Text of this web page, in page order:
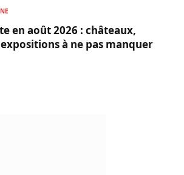
en août 2026 : châteaux,
à ne pas manquer